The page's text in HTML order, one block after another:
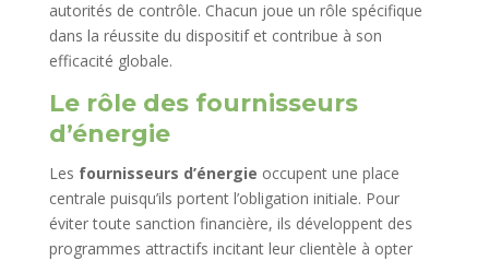
autorités de contrôle. Chacun joue un rôle spécifique
dans la réussite du dispositif et contribue à son
efficacité globale.
Le rôle des fournisseurs
d’énergie
Les fournisseurs d’énergie occupent une place
centrale puisqu’ils portent l’obligation initiale. Pour
éviter toute sanction financière, ils développent des
programmes attractifs incitant leur clientèle à opter